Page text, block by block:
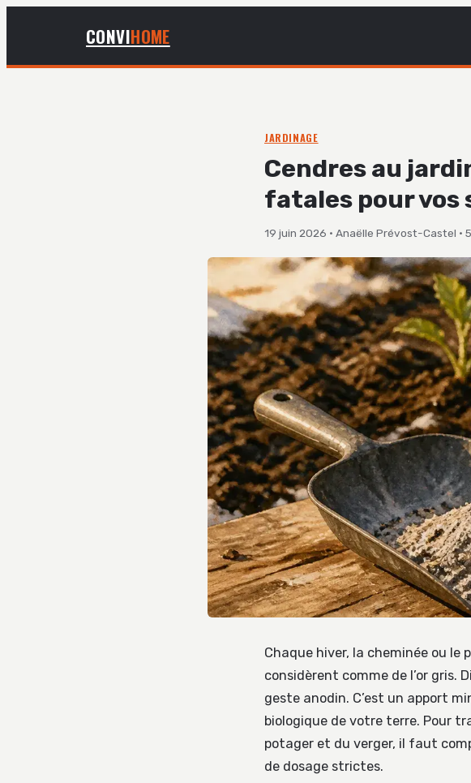
CONVIHOME
JARDINAGE
Cendres au
fatales pour vos
19 juin 2026 · Anaëlle Prévost-Castel ·
Chaque hiver, la cheminée ou le
considèrent comme de l’or gris.
geste anodin. C’est un apport
biologique de votre terre. Pour
potager et du verger, il faut
de dosage strictes.